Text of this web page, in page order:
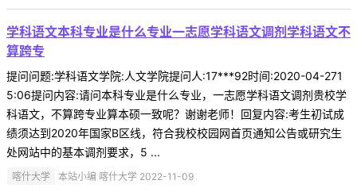
学科语文本科专业是什么专业一志愿学科语文调剂学科语文不
算跨专
提问问题:学科语文学院:人文学院提问人:17***92时间:2020-04-271
5:06提问内容:请问本科专业是什么专业，一志愿学科语文调剂贵校学
科语文，不算跨专业算本硕一致呢？谢谢老师！回复内容:考生初试成
绩须达到2020年国家B区线，符合我校校园网首页通知公告或研究生
处网站中的基本调剂要求，5 ...
喀什大学 本站小编 喀什大学 2022-11-09